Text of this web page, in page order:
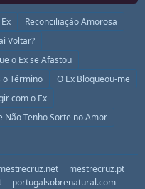
Reconciliação Amorosa
Voltar?
o Ex se Afastou
o Término
O Ex Bloqueou-me
com o Ex
Não Tenho Sorte no Amor
mestrecruz.pt
portugalsobrenatural.com